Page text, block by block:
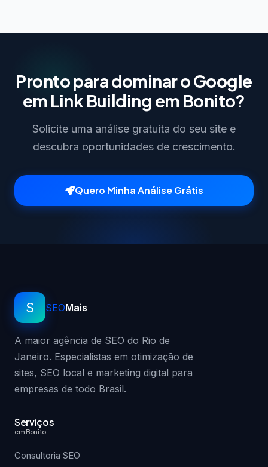
Pronto para dominar o Google
em Link Building em Bonito?
Solicite uma análise gratuita do seu site e
descubra oportunidades de crescimento.
Quero Minha Análise Grátis
S SEOMais
A maior agência de SEO do Rio de
Janeiro. Especialistas em otimização de
sites, SEO local e marketing digital para
empresas de todo Brasil.
Serviços
em Bonito
Consultoria SEO